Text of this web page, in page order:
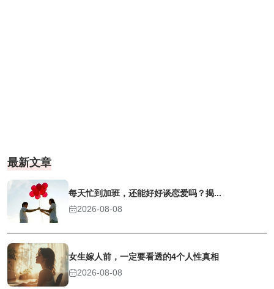
最新文章
每天忙到加班，还能好好谈恋爱吗？揭...
2026-08-08
女生嫁人前，一定要看透的4个人性真相
2026-08-08